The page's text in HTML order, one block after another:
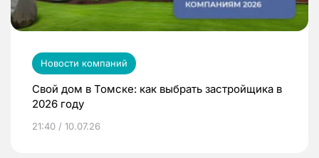
Новости компаний
Свой дом в Томске: как выбрать застройщика в
2026 году
21:40 / 10.07.26